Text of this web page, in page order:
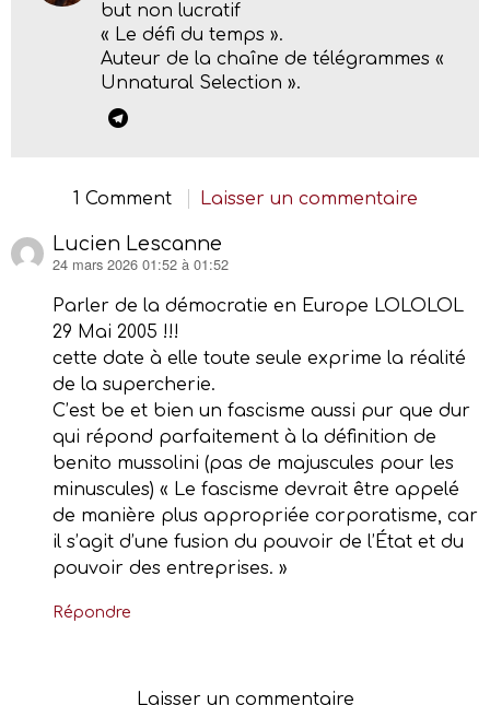
but non lucratif
« Le défi du temps ».
Auteur de la chaîne de télégrammes «
Unnatural Selection ».
1 Comment Laisser un commentaire
Lucien Lescanne
dit :
24 mars 2026 01:52 à 01:52
Parler de la démocratie en Europe LOLOLOL
29 Mai 2005 !!!
cette date à elle toute seule exprime la réalité
de la supercherie.
C’est be et bien un fascisme aussi pur que dur
qui répond parfaitement à la définition de
benito mussolini (pas de majuscules pour les
minuscules) « Le fascisme devrait être appelé
de manière plus appropriée corporatisme, car
il s’agit d’une fusion du pouvoir de l’État et du
pouvoir des entreprises. »
Répondre
Laisser un commentaire